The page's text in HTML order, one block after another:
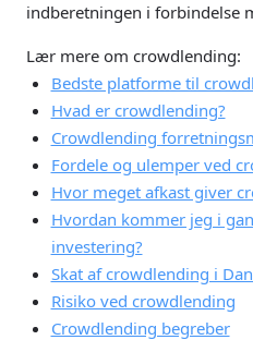
indberetningen i forbindelse
Lær mere om crowdlending:
Bedste platforme til
Hvad er crowdlending?
Crowdlending
Fordele og ulemper ved
Hvor meget afkast giver
Hvordan kommer jeg i
investering?
Skat af crowdlending i
Risiko ved crowdlending
Crowdlending begreber